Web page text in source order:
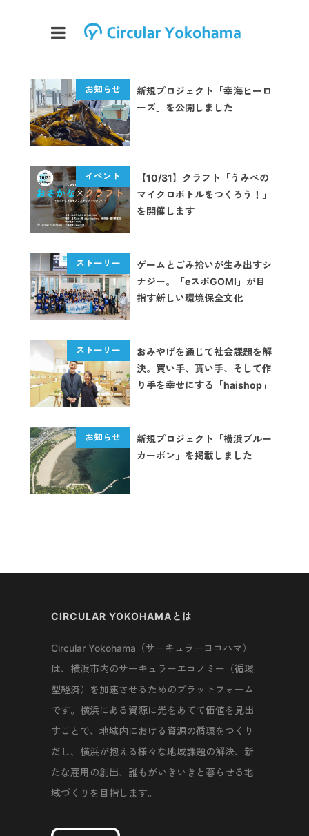
新規プロジェクト「幸海ヒーロ
ーズ」を公開しました
【10/31】クラフト「うみべの
マイクロボトルをつくろう！」
を開催します
ゲームとごみ拾いが生み出すシ
ナジー。「eスポGOMI」が目
指す新しい環境保全文化
おみやげを通じて社会課題を解
決。買い手、貰い手、そして作
り手を幸せにする「haishop」
新規プロジェクト「横浜ブルー
カーボン」を掲載しました
CIRCULAR YOKOHAMAとは
Circular Yokohama（サーキュラーヨコハマ）
は、横浜市内のサーキュラーエコノミー（循環
型経済）を加速させるためのプラットフォーム
です。横浜にある資源に光をあてて価値を見出
すことで、地域内における資源の循環をつくり
だし、横浜が抱える様々な地域課題の解決、新
たな雇用の創出、誰もがいきいきと暮らせる地
域づくりを目指します。